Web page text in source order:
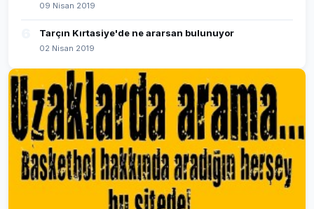
09 Nisan 2019
Tarçın Kırtasiye'de ne ararsan bulunuyor
02 Nisan 2019